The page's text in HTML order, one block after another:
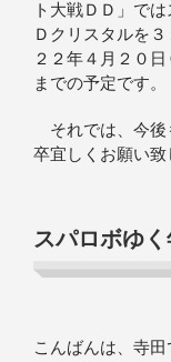
ト大戦ＤＤ」で
Ｄクリスタルを
２２年４月２０
までの予定です。
それでは、今後
卒宜しくお願い致
スパロボゆ
こんばんは、寺